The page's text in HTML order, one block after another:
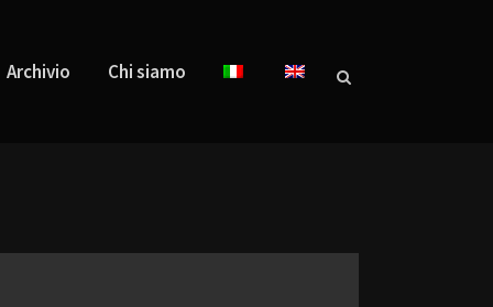
Archivio Chi siamo